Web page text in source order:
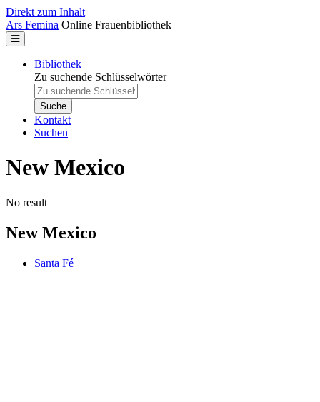
Direkt zum Inhalt
Ars Femina Online Frauenbibliothek
Bibliothek
Zu suchende Schlüsselwörter
Kontakt
Suchen
New Mexico
No result
New Mexico
Santa Fé